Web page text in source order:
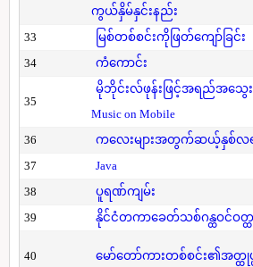
ကွယ်နှိမ်နှင်းနည်း
33
မြစ်တစ်စင်းကိုဖြတ်ကျော်ခြင်း
34
ကံကောင်း
35
မိုဘိုင်းလ်ဖုန်းဖြင့်အရည်အသွေးဖ
Music on Mobile
36 ကလေးများအတွက်ဆယ့်နှစ်လရ
37
Java
38
ပူရဏ်ကျမ်း
39
နိုင်ငံတကာခေတ်သစ်ဂန္ထဝင်ဝတ္ထု
40 မော်တော်ကားတစ်စင်း၏အတ္ထုပ္